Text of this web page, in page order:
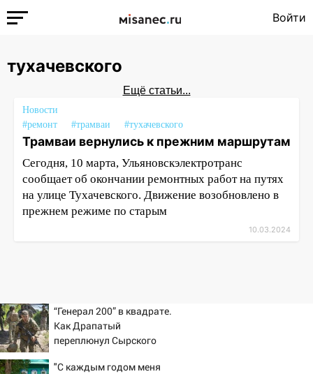
Войти
тухачевского
Ещё статьи...
Новости
#ремонт
#трамваи #тухачевского
Трамваи вернулись к прежним маршрутам
Сегодня, 10 марта, Ульяновскэлектротранс
сообщает об окончании ремонтных работ на путях
на улице Тухачевского. Движение возобновлено в
прежнем режиме по старым
10.03.2024
“Генерал 200” в квадрате.
Как Драпатый
переплюнул Сырского
"С каждым годом меня